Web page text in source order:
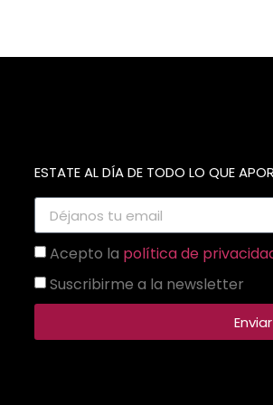
ESTATE AL DÍA DE TODO LO QUE
Acepto la política de
Suscribirme a la newsletter
Enviar